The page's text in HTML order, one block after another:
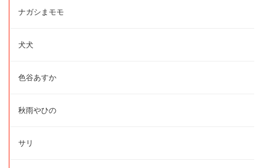
ナガシまモモ
犬犬
色谷あすか
秋雨やひの
サリ